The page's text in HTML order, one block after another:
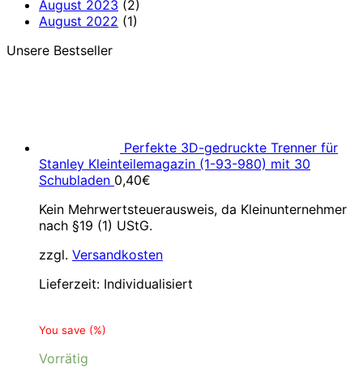
August 2023 (2)
August 2022 (1)
Unsere Bestseller
Perfekte 3D-gedruckte Trenner für
Stanley Kleinteilemagazin (1-93-980) mit 30
Schubladen 0,40€
Kein Mehrwertsteuerausweis, da Kleinunternehmer
nach §19 (1) UStG.
zzgl. Versandkosten
Lieferzeit: Individualisiert
You save (%)
Vorrätig